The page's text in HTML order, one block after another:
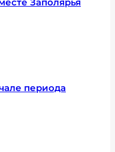
периода